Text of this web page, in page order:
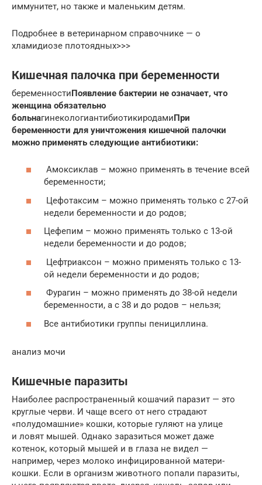
иммунитет, но также и маленьким детям.
Подробнее в ветеринарном справочнике — о
хламидиозе плотоядных>>>
Кишечная палочка при беременности
беременностиПоявление бактерии не означает, что
женщина обязательно
больнагинекологиантибиотикиродамиПри
беременности для уничтожения кишечной палочки
можно применять следующие антибиотики:
Амоксиклав – можно применять в течение всей
беременности;
Цефотаксим – можно применять только с 27-ой
недели беременности и до родов;
Цефепим – можно применять только с 13-ой
недели беременности и до родов;
Цефтриаксон – можно применять только с 13-
ой недели беременности и до родов;
Фурагин – можно применять до 38-ой недели
беременности, а с 38 и до родов – нельзя;
Все антибиотики группы пенициллина.
анализ мочи
Кишечные паразиты
Наиболее распространенный кошачий паразит — это
круглые черви. И чаще всего от него страдают
«полудомашние» кошки, которые гуляют на улице
и ловят мышей. Однако заразиться может даже
котенок, который мышей и в глаза не видел —
например, через молоко инфицированной матери-
кошки. Если в организм животного попали паразиты,